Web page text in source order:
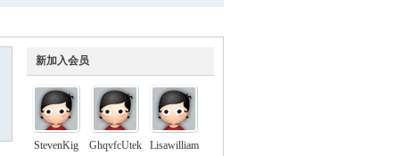
新加入会员
StevenKig
GhqvfcUtek
Lisawilliam